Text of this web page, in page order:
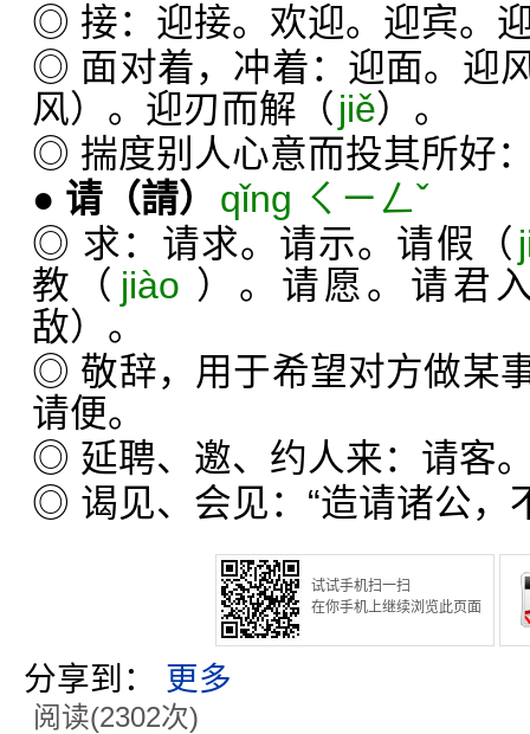
◎ 接：迎接。欢迎。迎宾。
◎ 面对着，冲着：迎面。迎
风）。迎刃而解（ jiě）。
◎ 揣度别人心意而投其所好
● 请 （請）
qǐng ㄑㄧㄥˇ
◎ 求：请求。请示。请假（
教（ jiào ）。请愿。请君
敌）。
◎ 敬辞，用于希望对方做某
请便。
◎ 延聘、邀、约人来：请客
◎ 谒见、会见：“造请诸公，
试试手机扫一扫
在你手机上继续浏览此页面
分享到： 更多
阅读(2302次)